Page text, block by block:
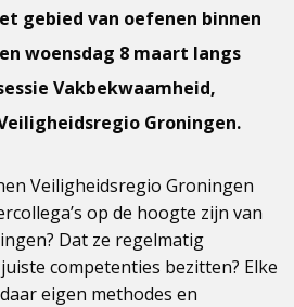
gebied van oefenen binnen
woensdag 8 maart langs
Vakbekwaamheid,
Groningen.
Veiligheidsregio Groningen
op de hoogte zijn van
Dat ze regelmatig
competenties bezitten? Elke
eigen methodes en